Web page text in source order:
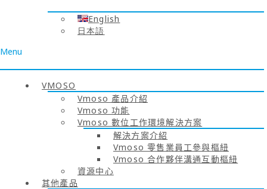
English
日本語
Menu
VMOSO
Vmoso 產品介紹
Vmoso 功能
Vmoso 數位工作環境解決方案
解決方案介紹
Vmoso 零售業員工參與樞紐
Vmoso 合作夥伴溝通互動樞紐
資源中心
其他產品